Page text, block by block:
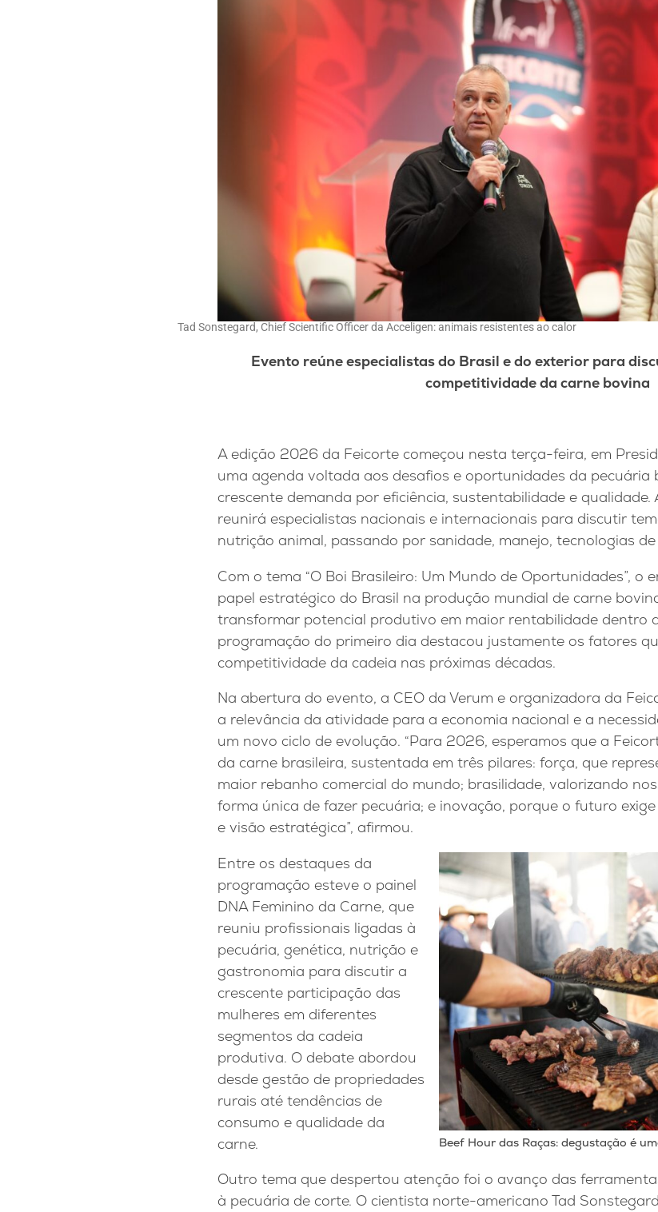
Tad Sonstegard, Chief Scientific Officer da Acceligen: animais resistentes ao calor
Evento reúne especialistas do Brasil e do exterior para
competitividade da carne bovina
A edição 2026 da Feicorte começou nesta terça-feira, em
uma agenda voltada aos desafios e oportunidades da pecuária
crescente demanda por eficiência, sustentabilidade e qualidade.
reunirá especialistas nacionais e internacionais para discutir
nutrição animal, passando por sanidade, manejo, tecnologias
Com o tema “O Boi Brasileiro: Um Mundo de Oportunidades”, o
papel estratégico do Brasil na produção mundial de carne
transformar potencial produtivo em maior rentabilidade dentro
programação do primeiro dia destacou justamente os fatores
competitividade da cadeia nas próximas décadas.
Na abertura do evento, a CEO da Verum e organizadora da
a relevância da atividade para a economia nacional e a
um novo ciclo de evolução. “Para 2026, esperamos que a
da carne brasileira, sustentada em três pilares: força, que
maior rebanho comercial do mundo; brasilidade, valorizando
forma única de fazer pecuária; e inovação, porque o futuro
e visão estratégica”, afirmou.
Beef Hour das Raças: degustação é
Entre os destaques da
programação esteve o painel
DNA Feminino da Carne, que
reuniu profissionais ligadas à
pecuária, genética, nutrição e
gastronomia para discutir a
crescente participação das
mulheres em diferentes
segmentos da cadeia
produtiva. O debate abordou
desde gestão de propriedades
rurais até tendências de
consumo e qualidade da
carne.
Outro tema que despertou atenção foi o avanço das
à pecuária de corte. O cientista norte-americano Tad